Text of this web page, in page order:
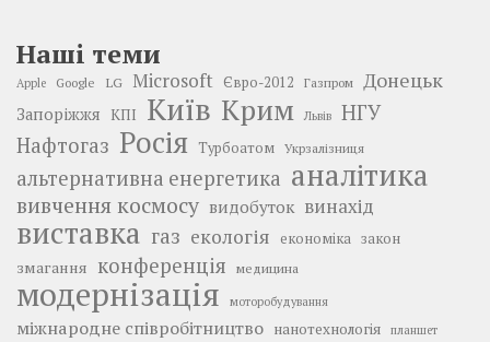
Наші теми
Apple Google LG Microsoft Євро-2012 Газпром Донецьк
Запоріжжя КПІ Київ Крим Львів
НГУ
Нафтогаз Росія Турбоатом Укрзалізниця
альтернативна енергетика аналітика
вивчення космосу видобуток винахід
виставка газ екологія економіка закон
змагання конференція медицина
модернізація моторобудування
міжнародне співробітництво нанотехнологія планшет